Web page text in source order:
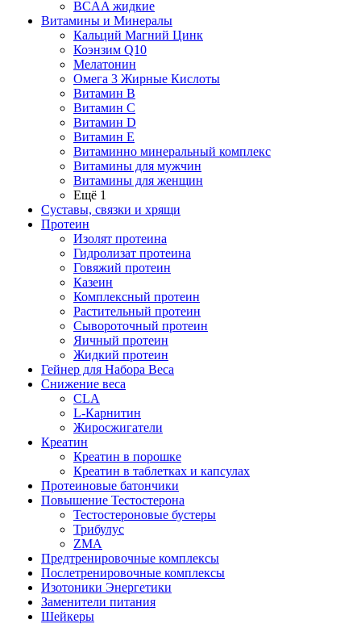
BCAA жидкие
Витамины и Минералы
Кальций Магний Цинк
Коэнзим Q10
Мелатонин
Омега 3 Жирные Кислоты
Витамин B
Витамин C
Витамин D
Витамин E
Витаминно минеральный комплекс
Витамины для мужчин
Витамины для женщин
Ещё 1
Суставы, связки и хрящи
Протеин
Изолят протеина
Гидролизат протеина
Говяжий протеин
Казеин
Комплексный протеин
Растительный протеин
Сывороточный протеин
Яичный протеин
Жидкий протеин
Гейнер для Набора Веса
Снижение веса
CLA
L-Карнитин
Жиросжигатели
Креатин
Креатин в порошке
Креатин в таблетках и капсулах
Протеиновые батончики
Повышение Тестостерона
Тестостероновые бустеры
Трибулус
ZMA
Предтренировочные комплексы
Послетренировочные комплексы
Изотоники Энергетики
Заменители питания
Шейкеры